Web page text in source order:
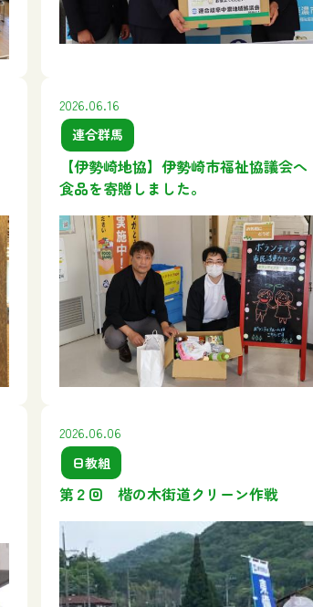
2026.06.16
連合群馬
【伊勢崎地協】伊勢崎市福祉協議会へ
食品を寄贈しました。
2026.06.06
日教組
第２回 楷の木街道クリーン作戦